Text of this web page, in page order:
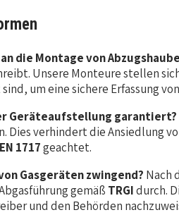
die Montage von
Unsere Monteure stellen
um eine sichere Erfassung
Geräteaufstellung garantiert?
verhindert die Ansiedlung
1717geachtet.
Gasgeräten zwingend? Nach
gemäß TRGIdurch.
und den Behörden